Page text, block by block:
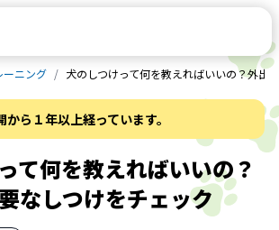
ーニング 犬のしつけって何を教えればいいの？外出
から１年以上経っています。
て何を教えればいいの？
なしつけをチェック